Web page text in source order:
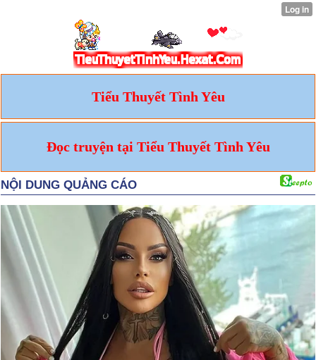
Tiểu Thuyết Tình Yêu
Đọc truyện tại Tiểu Thuyết Tình Yêu